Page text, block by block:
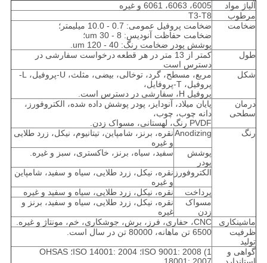
آلیاژ مواد
6005، 6063، 6061 و غیره
مرطوب
T3-T8
ضخامت
ضخامت پروفیل عمومی: 0.7 - 10.0 میلیمتر؛
ضخامت حفاظت آنودیس: 8 - 30 um؛
پوشش پودر ضخامت رنگ: 40 - 120 um.
طول
کمتر از 13 متر در هر قطعه
درخواست سفارشی در
دسترس است
شکل
مربع، مسطح، گرد، توخالی، بیضی، مثلث، U-پروفیل، L-
پروفیل، T-پروفایل،
پروفیل H، سفارشی در دسترس است.
درمان
سطحی
پایان میلاد، آنودایز، پودر پوشش داده شده، الکتروفورز،
دانه چوب، چوب،
PVDF رنگ، لهستانی، مسواک زدن.
رنگ
Anodizingنقره، برنز، شامپاین، تیتانیوم، نیکل، زرد طلایی
و غیره
پوشش
پودر
سفید، سیاه، برنز، خاکستری، سبز و غیره.
الکتروفورز نقره، نیکل، زرد طلایی، سیاه و سفید، شامپاین
و غیره
پرداخت
نقره، نیکل، زرد طلایی، سیاه و سفید و غیره
مسواک
زدن
نقره، نیکل، زرد طلایی، سیاه و سفید، برنز و
غیره
ماشینکاری
CNC، حفاری، فرز، برش، جوشکاری، خم، مونتاژ و غیره.
ظرفیت
تولید
6500 تن ماهانه، 80000 تن در سال است.
گواهی و
1) ISO 9001: 2008؛ ISO 14001: 2004؛ OHSAS